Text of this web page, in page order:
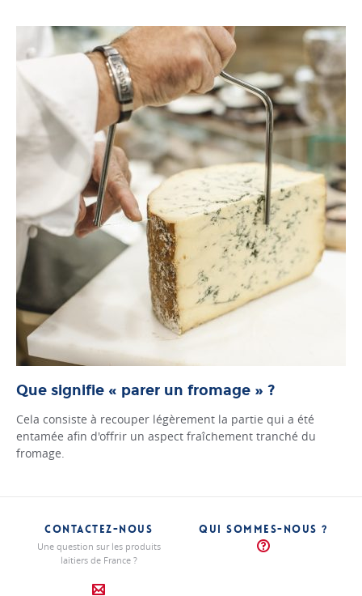
Que signifie « parer un fromage » ?
Cela consiste à recouper légèrement la partie qui a été
entamée afin d'offrir un aspect fraîchement tranché du
fromage.
CONTACTEZ-NOUS
Une question sur les produits
laitiers de France ?
QUI SOMMES-NOUS ?